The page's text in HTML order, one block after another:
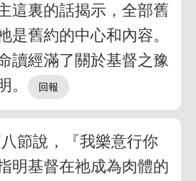
這裏的話揭示，全部舊
是舊約的中心和內容。
讀經滿了關於基督之豫
。
節說，『我樂意行你
明基督在祂成為肉體的